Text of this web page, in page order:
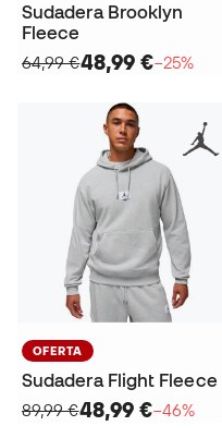
Sudadera Brooklyn
Fleece
64,99 €48,99 €−25%
OFERTA
Sudadera Flight Fleece
89,99 €48,99 €−46%